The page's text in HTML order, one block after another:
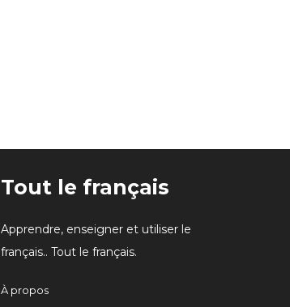
Tout le français
Apprendre, enseigner et utiliser le
français.. Tout le français.
À propos